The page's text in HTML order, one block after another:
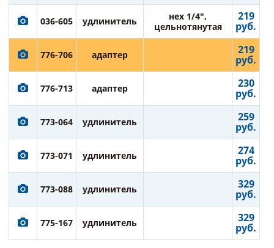
036-605 удлинитель
нех 1/4",
цельнотянутая
219
руб.
776-706 адаптер 219
руб.
776-713 адаптер 230
руб.
773-064 удлинитель 259
руб.
773-071 удлинитель 274
руб.
773-088 удлинитель 329
руб.
775-167 удлинитель 329
руб.